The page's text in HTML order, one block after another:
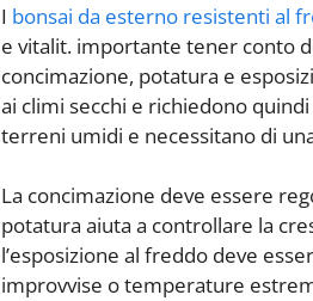
I bonsai da esterno resistenti al
e vitalit. importante tener conto
concimazione, potatura e
ai climi secchi e richiedono
terreni umidi e necessitano di
La concimazione deve essere
potatura aiuta a controllare la
l’esposizione al freddo deve
improvvise o temperature